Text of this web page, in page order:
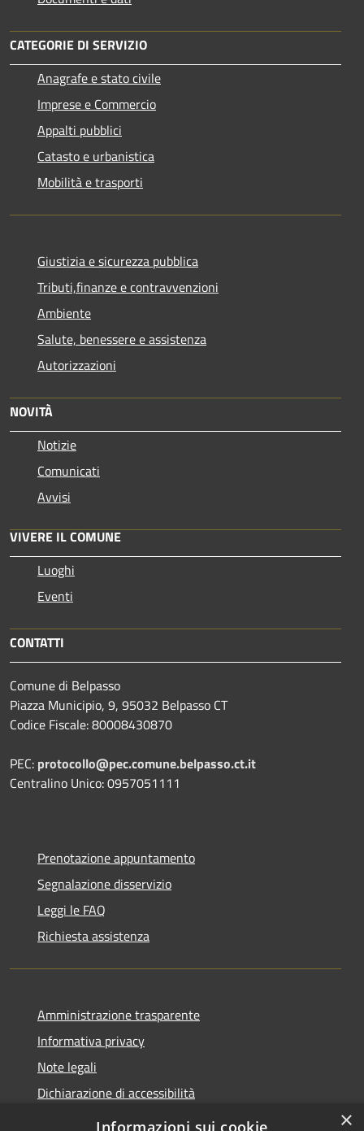
CATEGORIE DI SERVIZIO
Anagrafe e stato civile
Imprese e Commercio
Appalti pubblici
Catasto e urbanistica
Mobilità e trasporti
Giustizia e sicurezza pubblica
Tributi,finanze e contravvenzioni
Ambiente
Salute, benessere e assistenza
Autorizzazioni
NOVITÀ
Notizie
Comunicati
Avvisi
VIVERE IL COMUNE
Luoghi
Eventi
CONTATTI
Comune di Belpasso
Piazza Municipio, 9, 95032 Belpasso CT
Codice Fiscale: 80008430870
PEC: protocollo@pec.comune.belpasso.ct.it
Centralino Unico: 0957051111
Prenotazione appuntamento
Segnalazione disservizio
Leggi le FAQ
Richiesta assistenza
Amministrazione trasparente
Informativa privacy
Note legali
Dichiarazione di accessibilità
×
Informazioni sui cookie